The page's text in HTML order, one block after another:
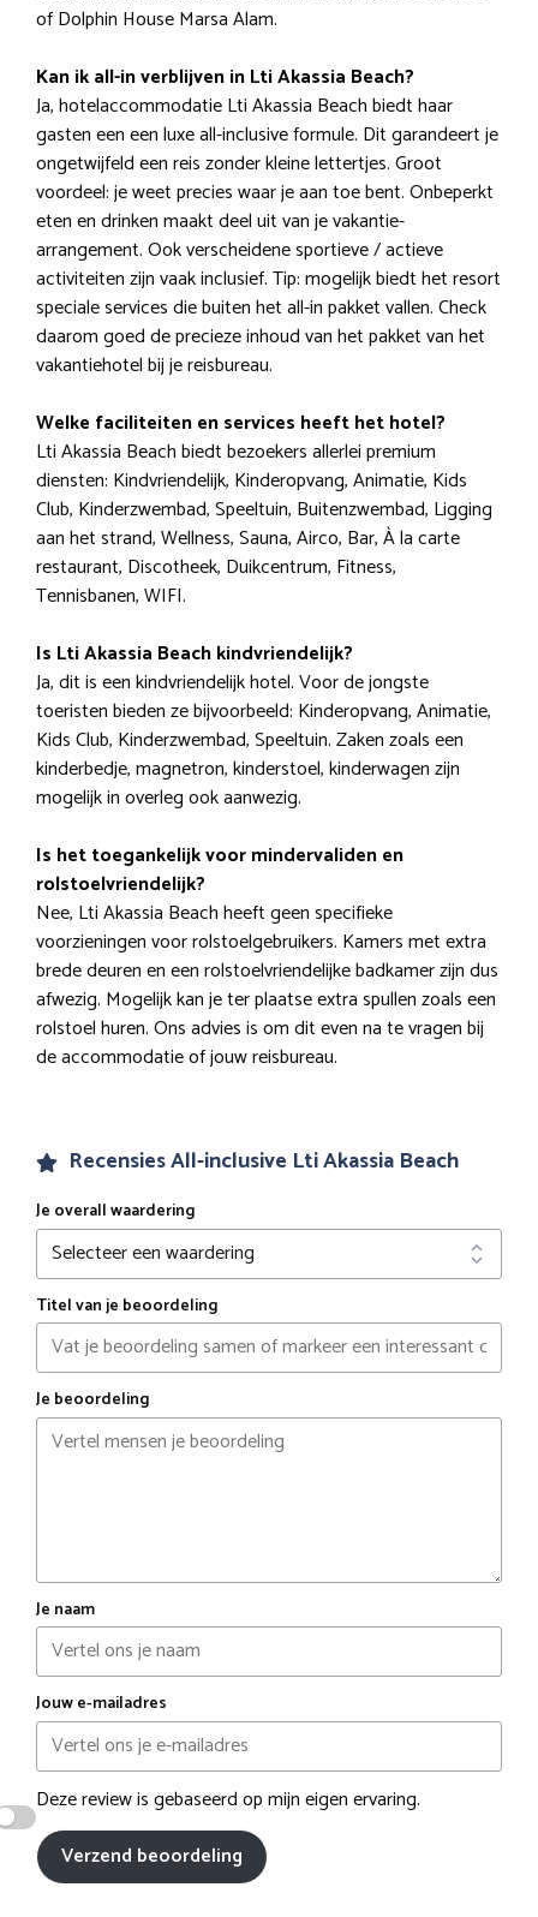
of Dolphin House Marsa Alam.
Kan ik all-in verblijven in Lti Akassia Beach?
Ja, hotelaccommodatie Lti Akassia Beach biedt haar
gasten een een luxe all-inclusive formule. Dit garandeert je
ongetwijfeld een reis zonder kleine lettertjes. Groot
voordeel: je weet precies waar je aan toe bent. Onbeperkt
eten en drinken maakt deel uit van je vakantie-
arrangement. Ook verscheidene sportieve / actieve
activiteiten zijn vaak inclusief. Tip: mogelijk biedt het resort
speciale services die buiten het all-in pakket vallen. Check
daarom goed de precieze inhoud van het pakket van het
vakantiehotel bij je reisbureau.
Welke faciliteiten en services heeft het hotel?
Lti Akassia Beach biedt bezoekers allerlei premium
diensten: Kindvriendelijk, Kinderopvang, Animatie, Kids
Club, Kinderzwembad, Speeltuin, Buitenzwembad, Ligging
aan het strand, Wellness, Sauna, Airco, Bar, À la carte
restaurant, Discotheek, Duikcentrum, Fitness,
Tennisbanen, WIFI.
Is Lti Akassia Beach kindvriendelijk?
Ja, dit is een kindvriendelijk hotel. Voor de jongste
toeristen bieden ze bijvoorbeeld: Kinderopvang, Animatie,
Kids Club, Kinderzwembad, Speeltuin. Zaken zoals een
kinderbedje, magnetron, kinderstoel, kinderwagen zijn
mogelijk in overleg ook aanwezig.
Is het toegankelijk voor mindervaliden en
rolstoelvriendelijk?
Nee, Lti Akassia Beach heeft geen specifieke
voorzieningen voor rolstoelgebruikers. Kamers met extra
brede deuren en een rolstoelvriendelijke badkamer zijn dus
afwezig. Mogelijk kan je ter plaatse extra spullen zoals een
rolstoel huren. Ons advies is om dit even na te vragen bij
de accommodatie of jouw reisbureau.
Recensies All-inclusive Lti Akassia Beach
Je overall waardering
Titel van je beoordeling
Je beoordeling
Je naam
Jouw e-mailadres
Deze review is gebaseerd op mijn eigen ervaring.
Verzend beoordeling